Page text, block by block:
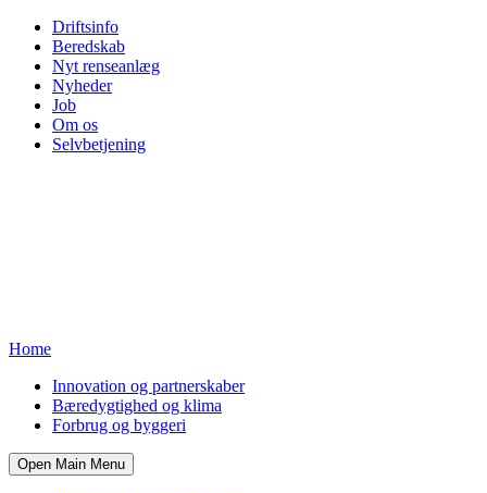
Driftsinfo
Beredskab
Nyt renseanlæg
Nyheder
Job
Om os
Selvbetjening
Home
Innovation og partnerskaber
Bæredygtighed og klima
Forbrug og byggeri
Open Main Menu